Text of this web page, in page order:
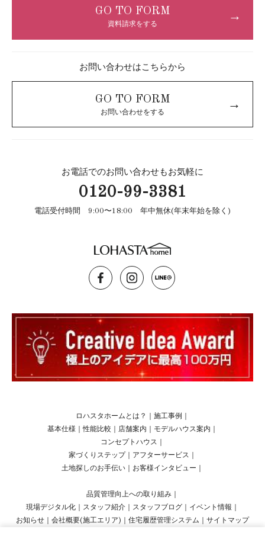
GO TO FORM
資料請求をする
→
お問い合わせはこちらから
GO TO FORM
お問い合わせをする
→
お電話でのお問い合わせもお気軽に
0120-99-3381
電話受付時間 9:00〜18:00 年中無休(年末年始を除く)
ロハスタホームとは？ 施工事例
基本仕様 ｜性能比較 店舗案内 モデルハウス案内
コンセプトハウス
家づくりステップ
アフターサービス
土地探しのお手伝い
お客様インタビュー
品質管理向上への取り組み
現場デジタル化
スタッフ紹介 スタッフブログ イベント情報
お知らせ
会社概要(施工エリア) 住宅履歴管理システム サイトマップ